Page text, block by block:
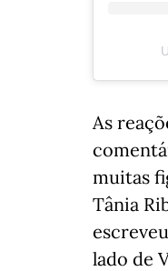
As
muitas
Tânia
lado de